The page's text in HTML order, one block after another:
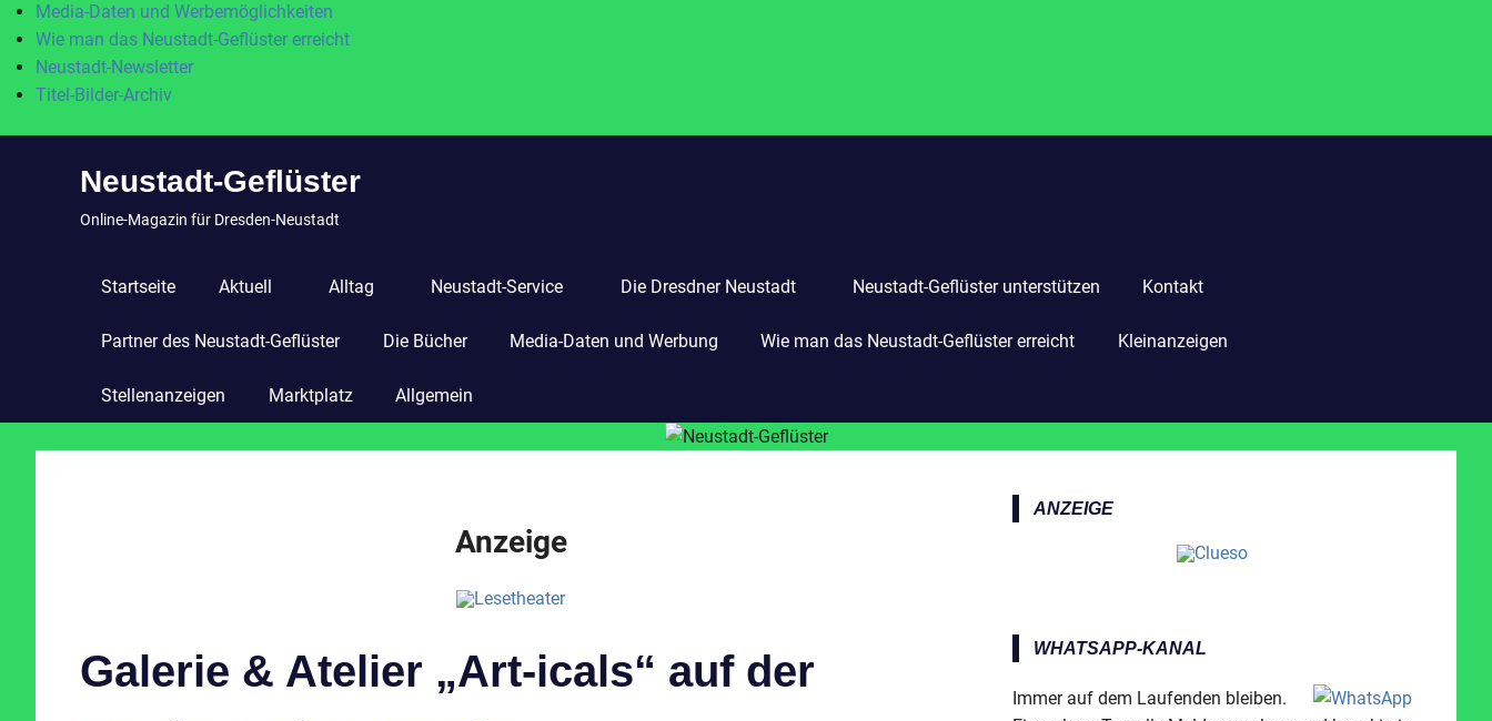
Media-Daten und Werbemöglichkeiten
Wie man das Neustadt-Geflüster erreicht
Neustadt-Newsletter
Titel-Bilder-Archiv
Neustadt-Geflüster
Online-Magazin für Dresden-Neustadt
Startseite Aktuell Alltag Neustadt-Service Die Dresdner Neustadt Neustadt-Geflüster unterstützen Kontakt
Partner des Neustadt-Geflüster Die Bücher Media-Daten und Werbung Wie man das Neustadt-Geflüster erreicht Kleinanzeigen
Stellenanzeigen Marktplatz Allgemein
Anzeige
Galerie & Atelier „Art-icals“ auf der
ANZEIGE
WHATSAPP-KANAL
Immer auf dem Laufenden bleiben.